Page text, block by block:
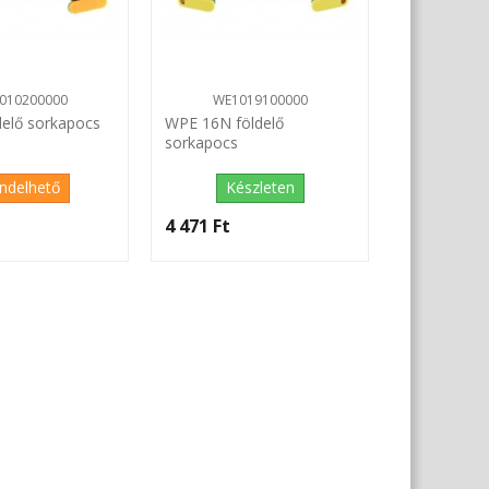
sorkapocs
WE1019100000
WPE 16N földelő
sorkapocs
Készleten
4 471 Ft‎